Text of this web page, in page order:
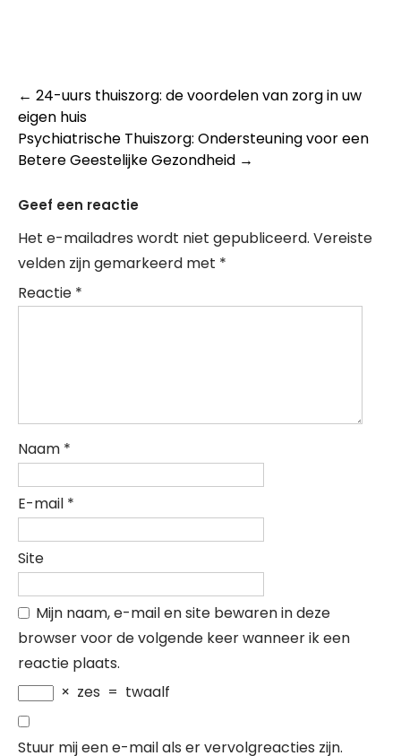
Post
navigation
← 24-uurs thuiszorg: de voordelen van zorg in uw
eigen huis
Psychiatrische Thuiszorg: Ondersteuning voor een
Betere Geestelijke Gezondheid →
Geef een reactie
Het e-mailadres wordt niet gepubliceerd. Vereiste
velden zijn gemarkeerd met *
Reactie *
Naam *
E-mail *
Site
Mijn naam, e-mail en site bewaren in deze
browser voor de volgende keer wanneer ik een
reactie plaats.
× zes = twaalf
Stuur mij een e-mail als er vervolgreacties zijn.